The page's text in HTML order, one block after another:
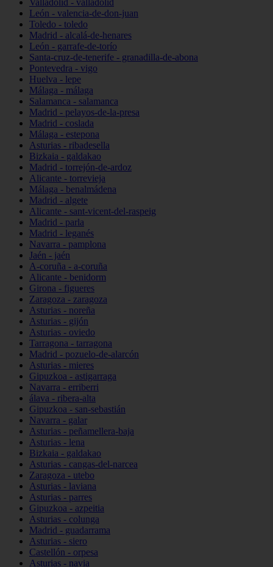
Valladolid - valladolid
León - valencia-de-don-juan
Toledo - toledo
Madrid - alcalá-de-henares
León - garrafe-de-torío
Santa-cruz-de-tenerife - granadilla-de-abona
Pontevedra - vigo
Huelva - lepe
Málaga - málaga
Salamanca - salamanca
Madrid - pelayos-de-la-presa
Madrid - coslada
Málaga - estepona
Asturias - ribadesella
Bizkaia - galdakao
Madrid - torrejón-de-ardoz
Alicante - torrevieja
Málaga - benalmádena
Madrid - algete
Alicante - sant-vicent-del-raspeig
Madrid - parla
Madrid - leganés
Navarra - pamplona
Jaén - jaén
A-coruña - a-coruña
Alicante - benidorm
Girona - figueres
Zaragoza - zaragoza
Asturias - noreña
Asturias - gijón
Asturias - oviedo
Tarragona - tarragona
Madrid - pozuelo-de-alarcón
Asturias - mieres
Gipuzkoa - astigarraga
Navarra - erriberri
álava - ribera-alta
Gipuzkoa - san-sebastián
Navarra - galar
Asturias - peñamellera-baja
Asturias - lena
Bizkaia - galdakao
Asturias - cangas-del-narcea
Zaragoza - utebo
Asturias - laviana
Asturias - parres
Gipuzkoa - azpeitia
Asturias - colunga
Madrid - guadarrama
Asturias - siero
Castellón - orpesa
Asturias - navia